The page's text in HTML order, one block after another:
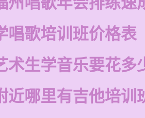
唱歌培训班价格表
术生学音乐要花多
近哪里有吉他培训